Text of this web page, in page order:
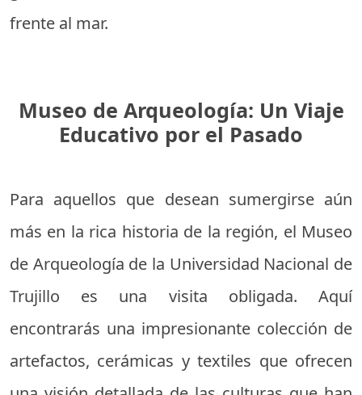
frente al mar.
Museo de Arqueología: Un Viaje
Educativo por el Pasado
Para aquellos que desean sumergirse aún
más en la rica historia de la región, el Museo
de Arqueología de la Universidad Nacional de
Trujillo es una visita obligada. Aquí
encontrarás una impresionante colección de
artefactos, cerámicas y textiles que ofrecen